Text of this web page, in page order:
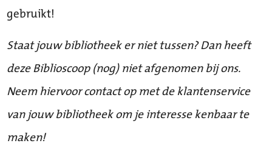
gebruikt!
Staat jouw bibliotheek er niet tussen? Dan heeft
deze Biblioscoop (nog) niet afgenomen bij ons.
Neem hiervoor contact op met de klantenservice
van jouw bibliotheek om je interesse kenbaar te
maken!